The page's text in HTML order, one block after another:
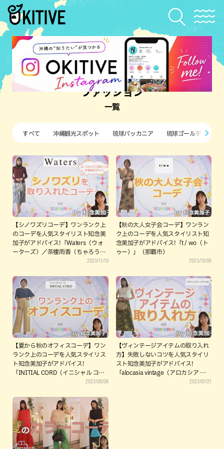
ファッション
一覧
すべて 沖縄観光スポット 琉球バッカニア 琉球ゴールデンキン
【シノワズリコーデ】ワンランク上
のコーデを人気スタイリスト知念美
加子がアドバイス!「Waters（ウォ
ーターズ）／茶樓雨香（ちゃろうう
2023/11/10
【秋の大人女子会コーデ】ワンラン
ク上のコーデを人気スタイリスト知
念美加子がアドバイス!「t / wo（ト
ゥー）」（那覇市）
2023/10/06
【夏から秋のオフィスコーデ】ワン
ランク上のコーデを人気スタイリス
ト知念美加子がアドバイス!
「INITIAL CORD（イニシャル コー
2023/09/08
【ヴィンテージアイテムの取り入れ
方】失敗しないコツを人気スタイリ
スト知念美加子がアドバイス!
「alocasia vintage（アロカシア ビ
2023/07/21